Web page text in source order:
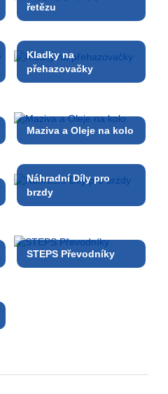
řetězu
Kladky na
přehazovačky
Maziva a Oleje na kolo
Náhradní Díly pro
brzdy
STEPS Převodníky